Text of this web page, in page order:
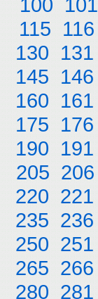
100 101
115 116
130 131
145 146
160 161
175 176
190 191
205 206
220 221
235 236
250 251
265 266
280 281